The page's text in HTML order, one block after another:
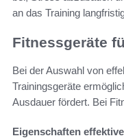
an das Training
Fitnessgeräte
Bei der Auswahl von
Trainingsgeräte
Ausdauer fördert. Bei
Eigenschaften